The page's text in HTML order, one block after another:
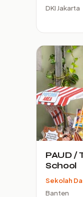
DKI Jakarta
PAUD /
School
Sekolah
Banten